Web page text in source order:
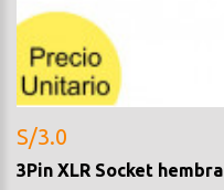
S/3.0
3Pin XLR Socket hembra